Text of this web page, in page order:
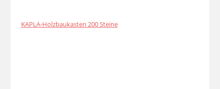
KAPLA-Holzbaukasten 200 Steine